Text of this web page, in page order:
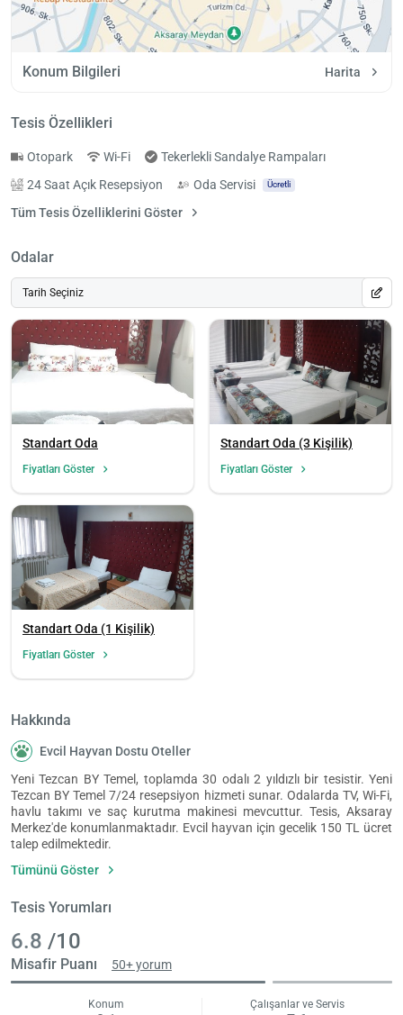
Konum Bilgileri Harita
Tesis Özellikleri
Otopark Wi-Fi
Tekerlekli Sandalye Rampaları
24 Saat Açık Resepsiyon
Oda Servisi Ücretli
Tüm Tesis Özelliklerini Göster
Odalar
Tarih Seçiniz
Standart Oda
Fiyatları Göster
Standart Oda (3 Kişilik)
Fiyatları Göster
Standart Oda (1 Kişilik)
Fiyatları Göster
Hakkında
Evcil Hayvan Dostu Oteller
Yeni Tezcan BY Temel, toplamda 30 odalı 2 yıldızlı bir tesistir. Yeni
Tezcan BY Temel 7/24 resepsiyon hizmeti sunar. Odalarda TV, Wi-Fi,
havlu takımı ve saç kurutma makinesi mevcuttur. Tesis, Aksaray
Merkez'de konumlanmaktadır. Evcil hayvan için gecelik 150 TL ücret
talep edilmektedir.
Tümünü Göster
Tesis Yorumları
6.8 /10
Misafir Puanı 50+ yorum
Konum Çalışanlar ve Servis